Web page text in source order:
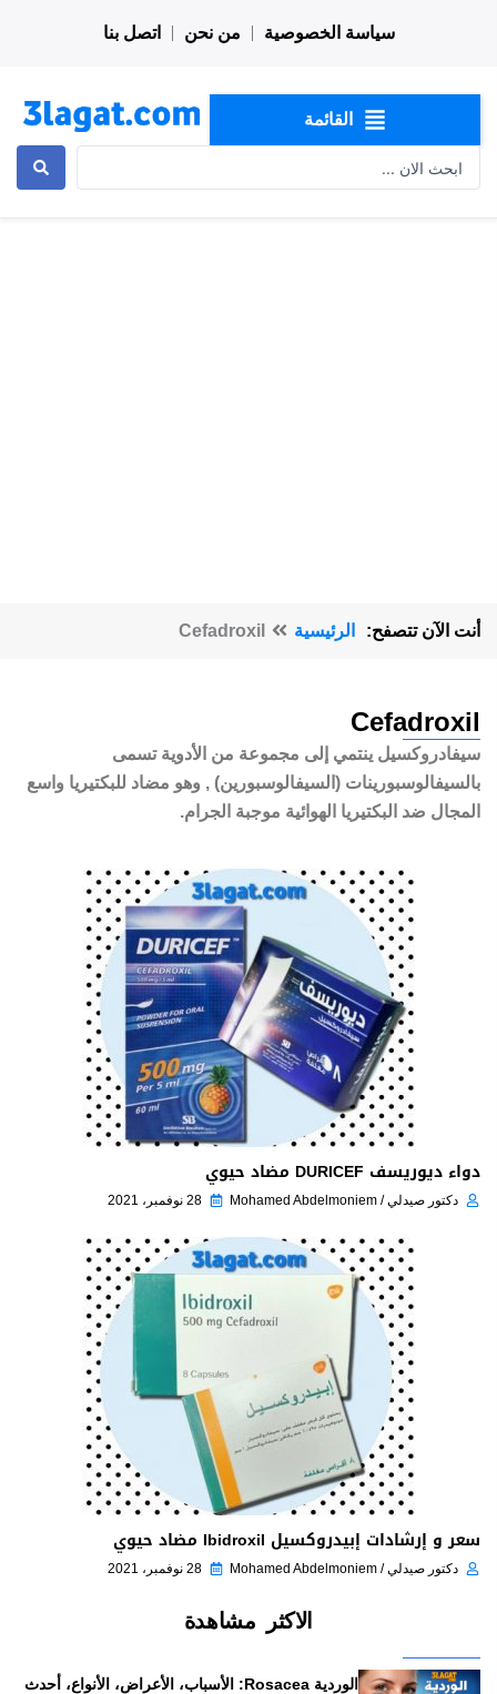
سياسة الخصوصية من نحن اتصل بنا
القائمة
أنت الآن تتصفح: الرئيسية Cefadroxil
Cefadroxil
سيفادروكسيل ينتمي إلى مجموعة من الأدوية تسمى
بالسيفالوسبورينات (السيفالوسبورين) , وهو مضاد للبكتيريا واسع
المجال ضد البكتيريا الهوائية موجبة الجرام.
دواء ديوريسف DURICEF مضاد حيوي
دكتور صيدلي / Mohamed Abdelmoniem 28 نوفمبر، 2021
سعر و إرشادات إبيدروكسيل Ibidroxil مضاد حيوي
دكتور صيدلي / Mohamed Abdelmoniem 28 نوفمبر، 2021
الاكثر مشاهدة
الوردية Rosacea: الأسباب، الأعراض، الأنواع، أحدث